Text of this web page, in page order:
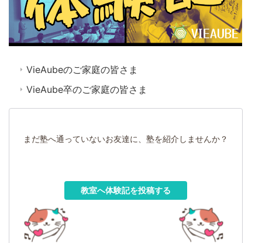
VieAubeのご家庭の皆さま
VieAube卒のご家庭の皆さま
まだ塾へ通っていないお友達に、塾を紹介しませんか？
教室へ体験記を投稿する